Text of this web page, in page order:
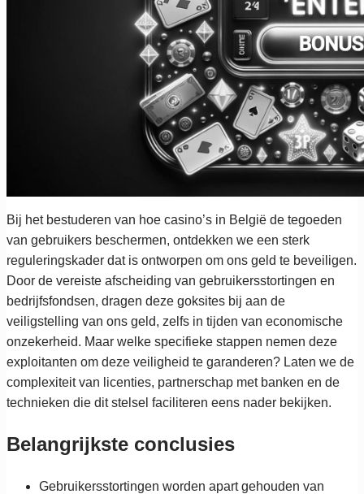
Bij het bestuderen van hoe casino’s in België de tegoeden
van gebruikers beschermen, ontdekken we een sterk
reguleringskader dat is ontworpen om ons geld te beveiligen.
Door de vereiste afscheiding van gebruikersstortingen en
bedrijfsfondsen, dragen deze goksites bij aan de
veiligstelling van ons geld, zelfs in tijden van economische
onzekerheid. Maar welke specifieke stappen nemen deze
exploitanten om deze veiligheid te garanderen? Laten we de
complexiteit van licenties, partnerschap met banken en de
technieken die dit stelsel faciliteren eens nader bekijken.
Belangrijkste conclusies
Gebruikersstortingen worden apart gehouden van